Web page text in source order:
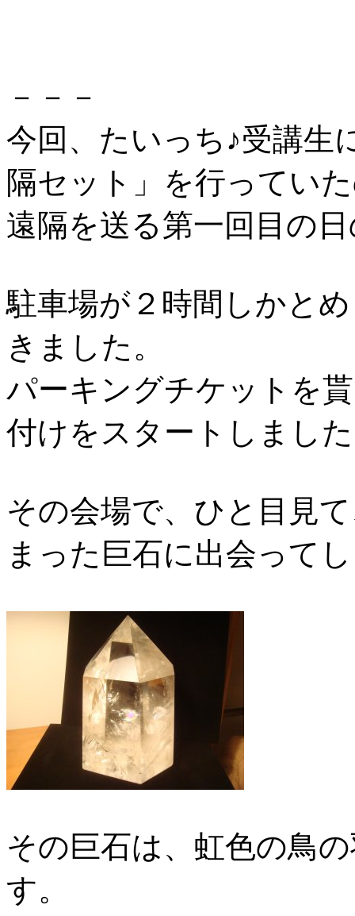
－－－
今回、たいっち♪受講
隔セット」を行ってい
遠隔を送る第一回目の
駐車場が２時間しかと
きました。
パーキングチケットを
付けをスタートしまし
その会場で、ひと目見
まった巨石に出会って
その巨石は、虹色の鳥
す。